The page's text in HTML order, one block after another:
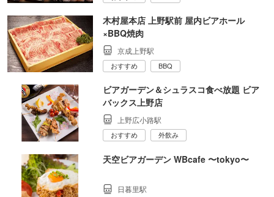
木村屋本店 上野駅前 屋内ビアホール
×BBQ焼肉
京成上野駅
おすすめ BBQ
ビアガーデン＆シュラスコ食べ放題 ビア
バックス上野店
上野広小路駅
おすすめ 外飲み
天空ビアガーデン WBcafe 〜tokyo〜
日暮里駅